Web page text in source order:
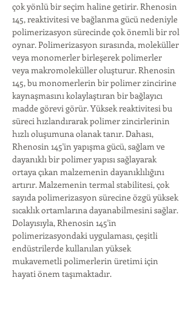
çok yönlü bir seçim haline getirir. Rhenosin
145, reaktivitesi ve bağlanma gücü nedeniyle
polimerizasyon sürecinde çok önemli bir rol
oynar. Polimerizasyon sırasında, moleküller
veya monomerler birleşerek polimerler
veya makromoleküller oluşturur. Rhenosin
145, bu monomerlerin bir polimer zincirine
kaynaşmasını kolaylaştıran bir bağlayıcı
madde görevi görür. Yüksek reaktivitesi bu
süreci hızlandırarak polimer zincirlerinin
hızlı oluşumuna olanak tanır. Dahası,
Rhenosin 145'in yapışma gücü, sağlam ve
dayanıklı bir polimer yapısı sağlayarak
ortaya çıkan malzemenin dayanıklılığını
artırır. Malzemenin termal stabilitesi, çok
sayıda polimerizasyon sürecine özgü yüksek
sıcaklık ortamlarına dayanabilmesini sağlar.
Dolayısıyla, Rhenosin 145'in
polimerizasyondaki uygulaması, çeşitli
endüstrilerde kullanılan yüksek
mukavemetli polimerlerin üretimi için
hayati önem taşımaktadır.